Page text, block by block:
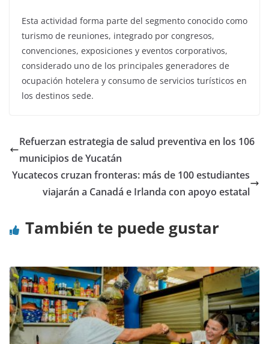
Esta actividad forma parte del segmento conocido como
turismo de reuniones, integrado por congresos,
convenciones, exposiciones y eventos corporativos,
considerado uno de los principales generadores de
ocupación hotelera y consumo de servicios turísticos en
los destinos sede.
Refuerzan estrategia de salud preventiva en los 106
municipios de Yucatán
Yucatecos cruzan fronteras: más de 100 estudiantes
viajarán a Canadá e Irlanda con apoyo estatal
También te puede gustar